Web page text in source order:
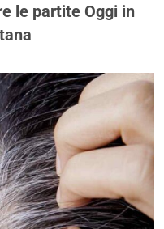
le partite Oggi in